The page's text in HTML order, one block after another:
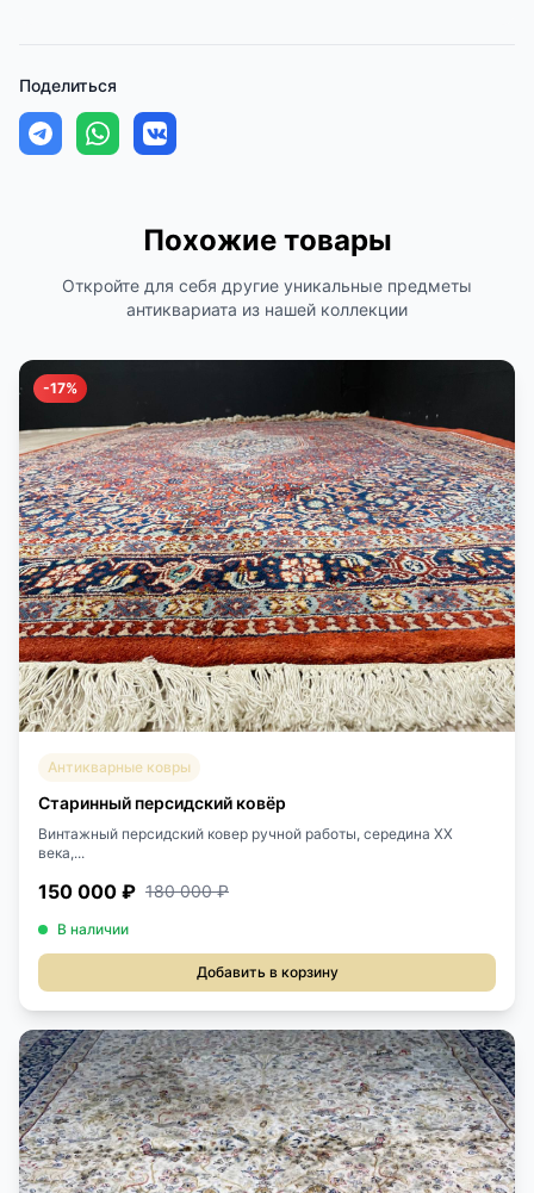
Поделиться
Похожие товары
Откройте для себя другие уникальные предметы
антиквариата из нашей коллекции
-17%
Антикварные ковры
Старинный персидский ковёр
Винтажный персидский ковер ручной работы, середина ХХ
века,...
150 000 ₽ 180 000 ₽
В наличии
Добавить в корзину